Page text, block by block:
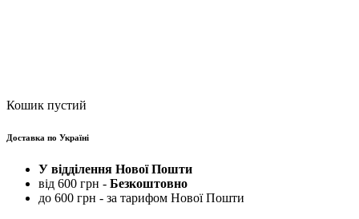
Кошик пустий
Доставка по Україні
У відділення Нової Пошти
від 600 грн - Безкоштовно
до 600 грн - за тарифом Нової Пошти